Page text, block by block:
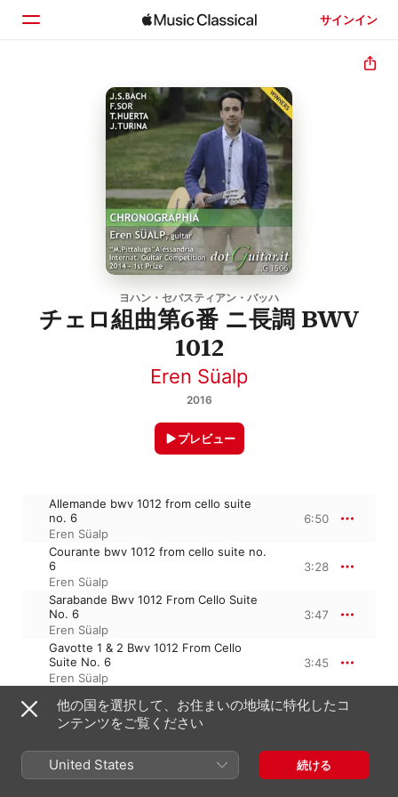
サインイン
見つける
ヨハン・セバスティアン・バッハ
チェロ組曲第6番 ニ長調 BWV
1012
Eren Süalp
2016
プレビュー
Allemande bwv 1012 from cello suite
no. 6
Eren Süalp
6:50
Courante bwv 1012 from cello suite no.
6
Eren Süalp
3:28
Sarabande Bwv 1012 From Cello Suite
No. 6
Eren Süalp
3:47
Gavotte 1 & 2 Bwv 1012 From Cello
Suite No. 6
Eren Süalp
3:45
Gigue Bwv 1012 From Cello Suite No. 6
Eren Süalp
3:47
2016年1月29日
他の国を選択して、お住まいの地域に特化したコ
ンテンツをご覧ください
United States 続ける